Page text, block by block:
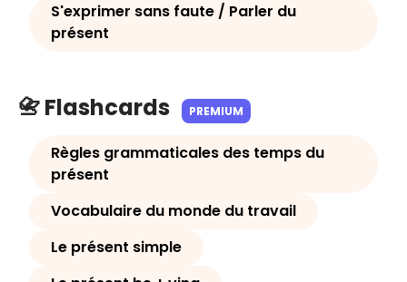
S'exprimer sans faute / Parler du
présent
📇 Flashcards PREMIUM
Règles grammaticales des temps du
présent
Vocabulaire du monde du travail
Le présent simple